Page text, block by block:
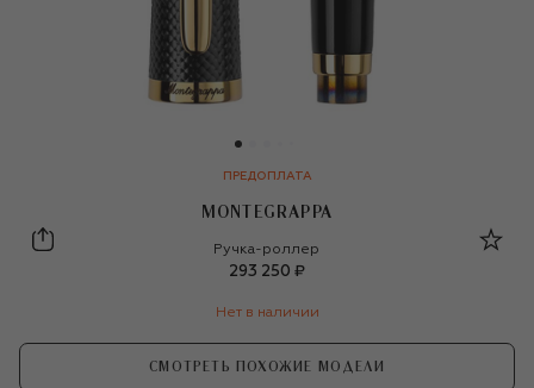
ПРЕДОПЛАТА
MONTEGRAPPA
Montegrappa
Ручка-роллер
293 250 ₽
Нет в наличии
СМОТРЕТЬ ПОХОЖИЕ МОДЕЛИ